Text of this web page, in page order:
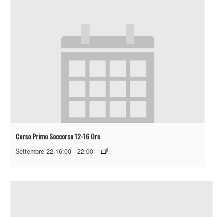
Corso Primo Soccorso 12-16 Ore
Settembre 22,16:00 - 22:00